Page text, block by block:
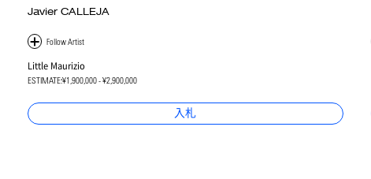
Javier CALLEJA
Little Maurizio
ESTIMATE:¥1,900,000 - ¥2,900,000
入札